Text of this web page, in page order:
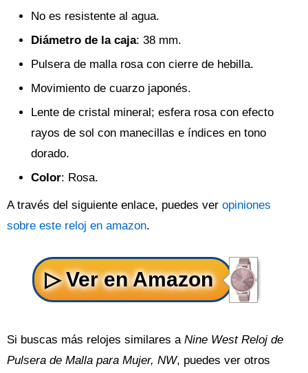
No es resistente al agua.
Diámetro de la caja: 38 mm.
Pulsera de malla rosa con cierre de hebilla.
Movimiento de cuarzo japonés.
Lente de cristal mineral; esfera rosa con efecto
rayos de sol con manecillas e índices en tono
dorado.
Color: Rosa.
A través del siguiente enlace, puedes ver opiniones
sobre este reloj en amazon.
Si buscas más relojes similares a Nine West Reloj de
Pulsera de Malla para Mujer, NW, puedes ver otros